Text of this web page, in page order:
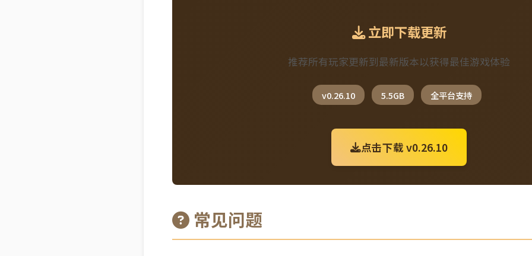
立即下载更新
推荐所有玩家更新到最新版本以获得最佳游戏体验
v0.26.10 5.5GB 全平台支持
点击下载 v0.26.10
常见问题